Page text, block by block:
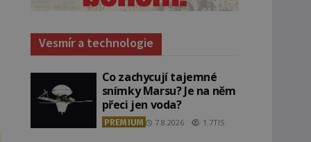
Vesmír a technologie
Co zachycují tajemné
snímky Marsu? Je na něm
přeci jen voda?
PREMIUM 7.8.2026 1.7TIS